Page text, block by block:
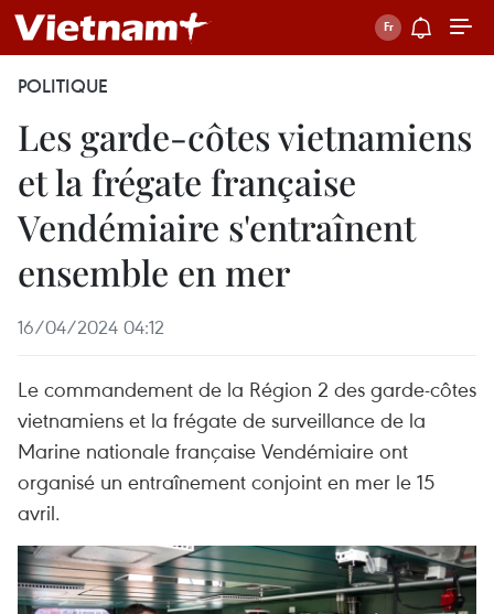
POLITIQUE
Les garde-côtes vietnamiens
et la frégate française
Vendémiaire s'entraînent
ensemble en mer
16/04/2024 04:12
Le commandement de la Région 2 des garde-côtes
vietnamiens et la frégate de surveillance de la
Marine nationale française Vendémiaire ont
organisé un entraînement conjoint en mer le 15
avril.